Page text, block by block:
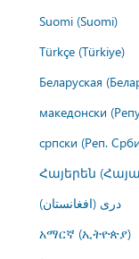
Suomi (Suomi)
Türkçe (Türkiye)
Беларуская
македонски
српски (Реп.
Հայերեն
درى (افغانستان)
አማርኛ (ኢትዮጵያ)